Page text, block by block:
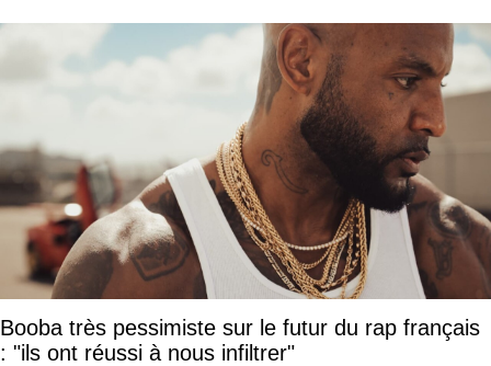
Booba très pessimiste sur le futur du rap français
: "ils ont réussi à nous infiltrer"